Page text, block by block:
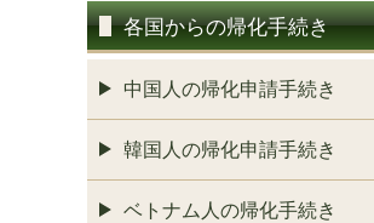
各国からの帰化手続き
中国人の帰化申請手続き
韓国人の帰化申請手続き
ベトナム人の帰化手続き